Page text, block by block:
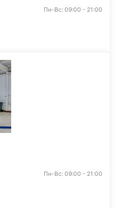
Пн-Вс: 09:00 - 21:00
Пн-Вс: 09:00 - 21:00